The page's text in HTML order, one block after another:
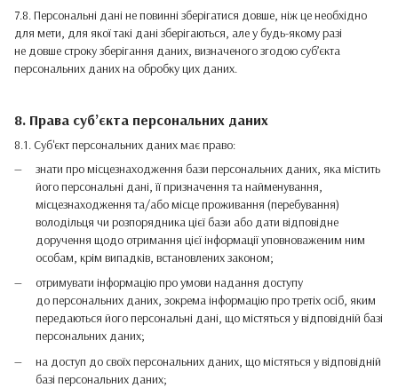
7.8. Персональні дані не повинні зберігатися довше, ніж це необхідно
для мети, для якої такі дані зберігаються, але у будь-якому разі
не довше строку зберігання даних, визначеного згодою суб’єкта
персональних даних на обробку цих даних.
8. Права суб’єкта персональних даних
8.1. Суб'єкт персональних даних має право:
знати про місцезнаходження бази персональних даних, яка містить
його персональні дані, її призначення та найменування,
місцезнаходження та/або місце проживання (перебування)
володільця чи розпорядника цієї бази або дати відповідне
доручення щодо отримання цієї інформації уповноваженим ним
особам, крім випадків, встановлених законом;
отримувати інформацію про умови надання доступу
до персональних даних, зокрема інформацію про третіх осіб, яким
передаються його персональні дані, що містяться у відповідній базі
персональних даних;
на доступ до своїх персональних даних, що містяться у відповідній
базі персональних даних;